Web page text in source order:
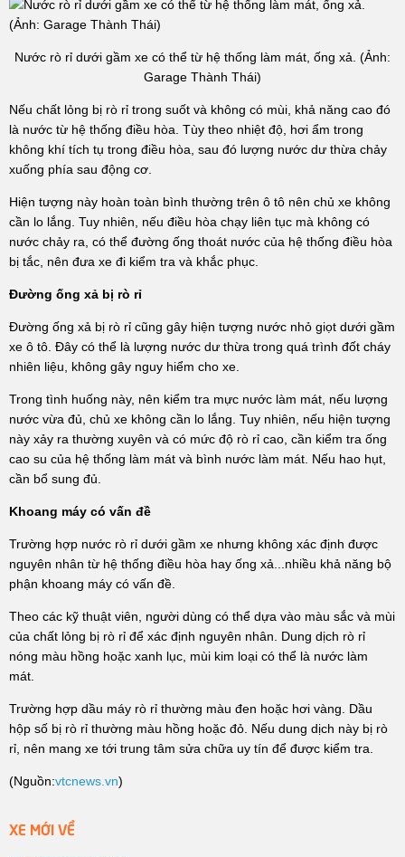
Nước rò rỉ dưới gầm xe có thể từ hệ thống làm mát, ống xả. (Ảnh:
Garage Thành Thái)
Nếu chất lỏng bị rò rỉ trong suốt và không có mùi, khả năng cao đó
là nước từ hệ thống điều hòa. Tùy theo nhiệt độ, hơi ẩm trong
không khí tích tụ trong điều hòa, sau đó lượng nước dư thừa chảy
xuống phía sau động cơ.
Hiện tượng này hoàn toàn bình thường trên ô tô nên chủ xe không
cần lo lắng. Tuy nhiên, nếu điều hòa chạy liên tục mà không có
nước chảy ra, có thể đường ống thoát nước của hệ thống điều hòa
bị tắc, nên đưa xe đi kiểm tra và khắc phục.
Đường ống xả bị rò rỉ
Đường ống xả bị rò rỉ cũng gây hiện tượng nước nhỏ giọt dưới gầm
xe ô tô. Đây có thể là lượng nước dư thừa trong quá trình đốt cháy
nhiên liệu, không gây nguy hiểm cho xe.
Trong tình huống này, nên kiểm tra mực nước làm mát, nếu lượng
nước vừa đủ, chủ xe không cần lo lắng. Tuy nhiên, nếu hiện tượng
này xảy ra thường xuyên và có mức độ rò rỉ cao, cần kiểm tra ống
cao su của hệ thống làm mát và bình nước làm mát. Nếu hao hụt,
cần bổ sung đủ.
Khoang máy có vấn đề
Trường hợp nước rò rỉ dưới gầm xe nhưng không xác định được
nguyên nhân từ hệ thống điều hòa hay ống xả...nhiều khả năng bộ
phận khoang máy có vấn đề.
Theo các kỹ thuật viên, người dùng có thể dựa vào màu sắc và mùi
của chất lỏng bị rò rỉ để xác định nguyên nhân. Dung dịch rò rỉ
nóng màu hồng hoặc xanh lục, mùi kim loại có thể là nước làm
mát.
Trường hợp dầu máy rò rỉ thường màu đen hoặc hơi vàng. Dầu
hộp số bị rò rỉ thường màu hồng hoặc đỏ. Nếu dung dịch này bị rò
rỉ, nên mang xe tới trung tâm sửa chữa uy tín để được kiểm tra.
(Nguồn:vtcnews.vn)
XE MỚI VỀ